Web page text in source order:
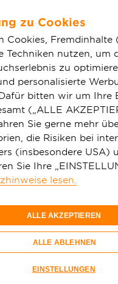
springen
& Ausbau Ausbaugebiete
Pfaffenhofen
150 Mbit/s
29,99
€/
Nur bis 15.09.
Jetzt bestellen
1 Gbit/s
49,99
€/
Nur bis 15.09.
Jetzt bestellen
zu Cookies
Cookies, Fremdinhalte
Techniken nutzen, um
zu
personalisierte
bitten wir um Ihre
(„ALLE
Sie gerne mehr
die Risiken bei
(insbesondere USA)
Sie Ihre
lesen.
ALLE AKZEPTIEREN
ALLE ABLEHNEN
EINSTELLUNGEN